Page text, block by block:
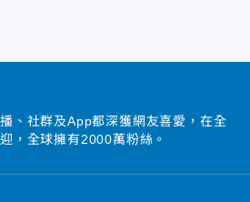
、社群及App都深獲網友喜愛，在全
，全球擁有2000萬粉絲。